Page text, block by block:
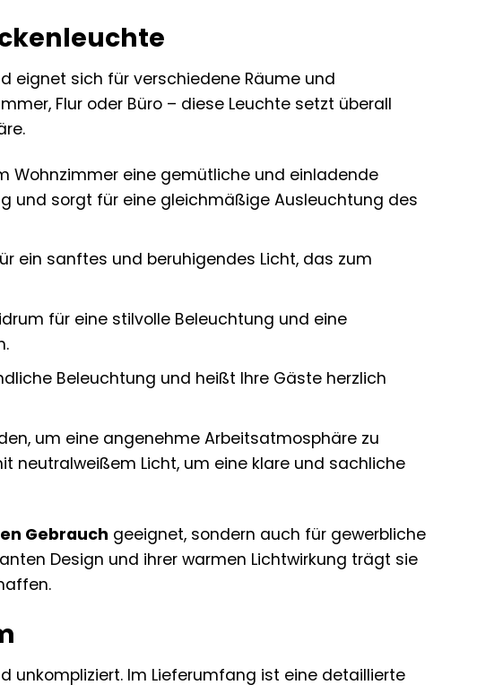
eignet sich für verschiedene Räume und
Flur oder Büro – diese Leuchte setzt überall
Wohnzimmer eine gemütliche und einladende
und sorgt für eine gleichmäßige Ausleuchtung des
ein sanftes und beruhigendes Licht, das zum
für eine stilvolle Beleuchtung und eine
Beleuchtung und heißt Ihre Gäste herzlich
um eine angenehme Arbeitsatmosphäre zu
neutralweißem Licht, um eine klare und sachliche
Gebrauch geeignet, sondern auch für gewerbliche
Design und ihrer warmen Lichtwirkung trägt sie
unkompliziert. Im Lieferumfang ist eine detaillierte